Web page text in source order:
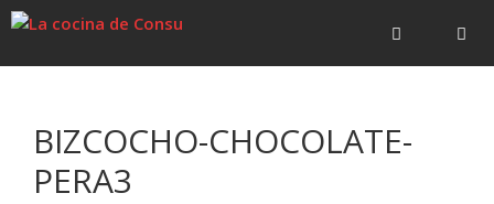
Saltar
Saltar
BIZCOCHO-CHOCOLATE-
PERA3